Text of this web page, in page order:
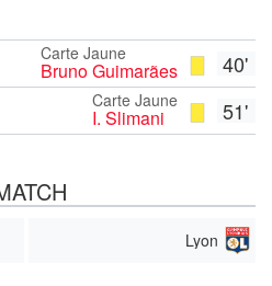
40'
Carte Jaune
Bruno Guimarães
51'
Carte Jaune
I. Slimani
Lyon